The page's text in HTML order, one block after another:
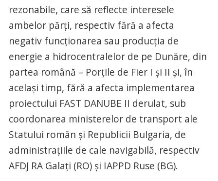
rezonabile, care să reflecte interesele
ambelor părți, respectiv fără a afecta
negativ funcționarea sau producția de
energie a hidrocentralelor de pe Dunăre, din
partea română – Porțile de Fier I și II și, în
același timp, fără a afecta implementarea
proiectului FAST DANUBE II derulat, sub
coordonarea ministerelor de transport ale
Statului român și Republicii Bulgaria, de
administrațiile de cale navigabilă, respectiv
AFDJ RA Galați (RO) și IAPPD Ruse (BG).